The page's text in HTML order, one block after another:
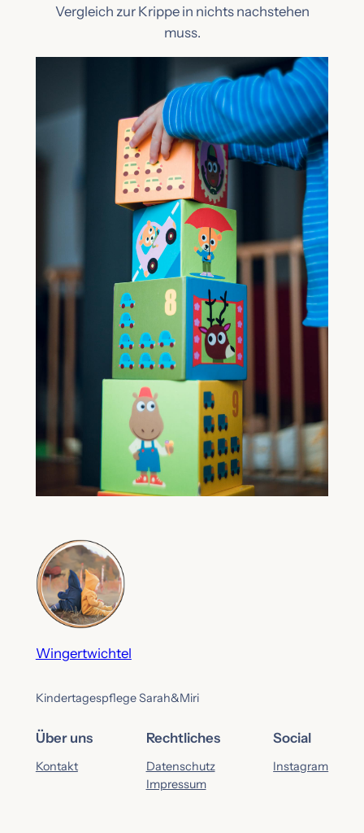
Vergleich zur Krippe in nichts nachstehen
muss.
Wingertwichtel
Kindertagespflege Sarah&Miri
Über uns
Kontakt
Rechtliches
Datenschutz
Impressum
Social
Instagram